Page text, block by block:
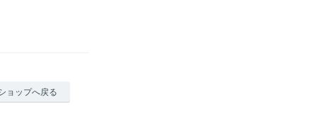
ョップへ戻る